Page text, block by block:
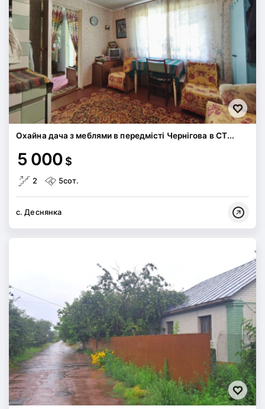
Охайна дача з меблями в передмісті Чернігова в СТ...
5 000 $
2 5сот.
с. Деснянка